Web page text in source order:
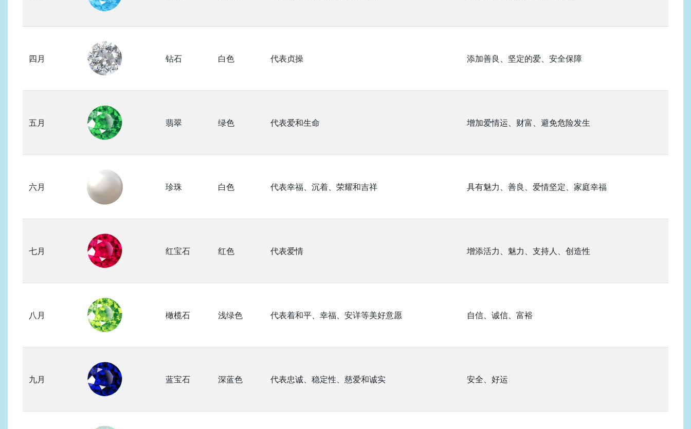
四月 钻石 白色 代表贞操 添加善良、坚定的爱、安全保障
五月 翡翠 绿色 代表爱和生命 增加爱情运、财富、避免危险发生
六月 珍珠 白色 代表幸福、沉着、荣耀和吉祥 具有魅力、善良、爱情坚定、家庭幸福
七月 红宝石 红色 代表爱情 增添活力、魅力、支持人、创造性
八月 橄榄石 浅绿色 代表着和平、幸福、安详等美好意愿 自信、诚信、富裕
九月 蓝宝石 深蓝色 代表忠诚、稳定性、慈爱和诚实 安全、好运